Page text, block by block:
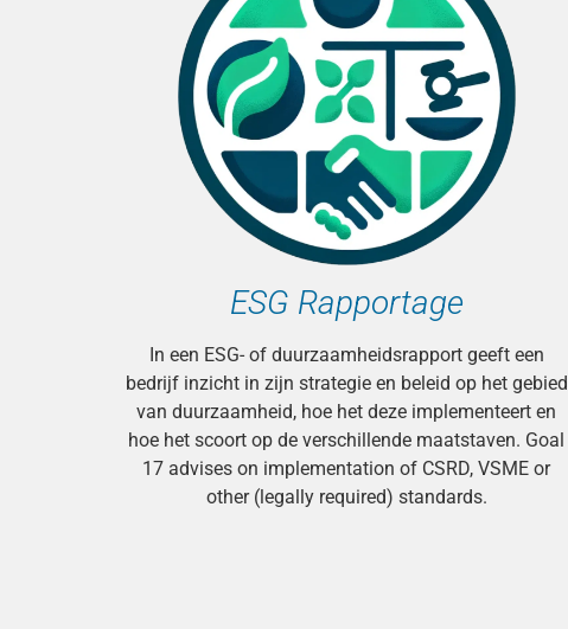
ESG Rapportage
In een ESG- of duurzaamheidsrapport geeft een
bedrijf inzicht in zijn strategie en beleid op het gebied
van duurzaamheid, hoe het deze implementeert en
hoe het scoort op de verschillende maatstaven. Goal
17 advises on implementation of CSRD, VSME or
other (legally required) standards.